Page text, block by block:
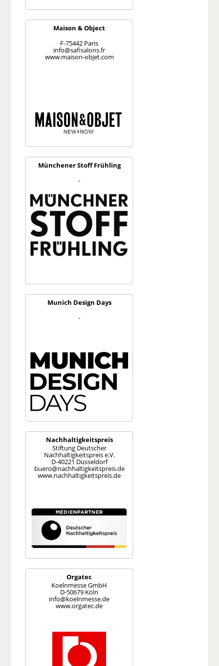
Maison & Object
F-75442 Paris
info@safisalons.fr
www.maison-objet.com
Münchener Stoff Frühling
-
Munich Design Days
-
Nachhaltig­keitspreis
Stiftung Deutscher
Nachhaltigkeitspreis e.V.
D-40221 Düsseldorf
buero@nachhaltigkeitspreis.de
www.nachhaltigkeitspreis.de
Orgatec
Koelnmesse GmbH
D-50679 Köln
info@koelnmesse.de
www.orgatec.de